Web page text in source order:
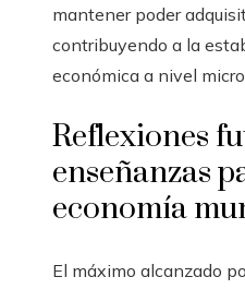
mantener poder
contribuyendo a la
económica a nivel
Reflexiones
enseñanzas
economía
El máximo alcanzado